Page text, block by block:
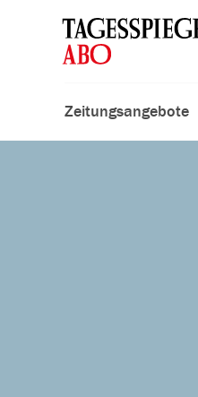
Zeitungsangebote